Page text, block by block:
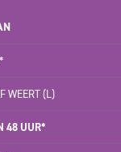
WEERT (L)
48 UUR*